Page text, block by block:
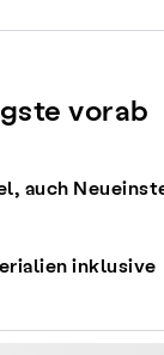
vorab
auch
inklusive